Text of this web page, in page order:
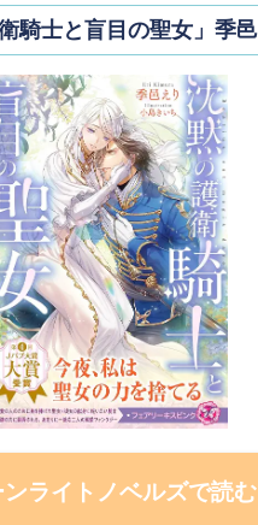
騎士と盲目の聖女」季
ンライトノベルズで読む